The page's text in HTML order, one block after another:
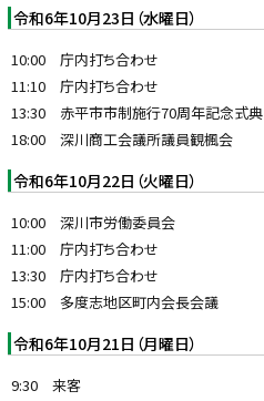
令和6年10月23日（水曜日）
10:00 庁内打ち合わせ
11:10 庁内打ち合わせ
13:30 赤平市市制施行70周年記念式典
18:00 深川商工会議所議員観楓会
令和6年10月22日（火曜日）
10:00 深川市労働委員会
11:00 庁内打ち合わせ
13:30 庁内打ち合わせ
15:00 多度志地区町内会長会議
令和6年10月21日（月曜日）
9:30 来客